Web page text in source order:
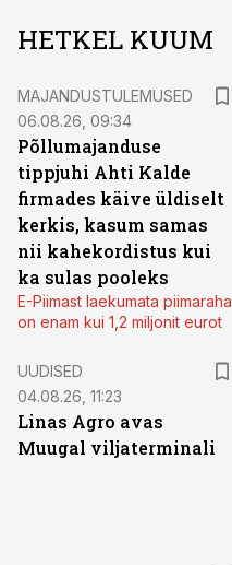
HETKEL KUUM
MAJANDUSTULEMUSED
06.08.26, 09:34
Põllumajanduse
tippjuhi Ahti Kalde
firmades käive üldiselt
kerkis, kasum samas
nii kahekordistus kui
ka sulas pooleks
E-Piimast laekumata piimaraha
on enam kui 1,2 miljonit eurot
UUDISED
04.08.26, 11:23
Linas Agro avas
Muugal viljaterminali